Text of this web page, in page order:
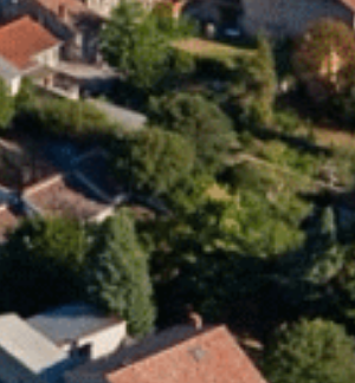
Vie municipale Graulhet au